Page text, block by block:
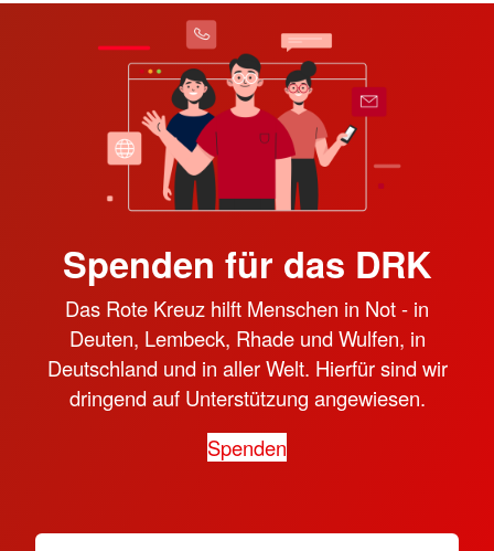
Spenden für das DRK
Das Rote Kreuz hilft Menschen in Not - in
Deuten, Lembeck, Rhade und Wulfen, in
Deutschland und in aller Welt. Hierfür sind wir
dringend auf Unterstützung angewiesen.
Spenden